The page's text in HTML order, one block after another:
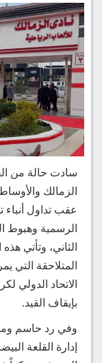
سادت حالة من
الزمالك
عقب تداول
الرسمية وهبوط
الثاني، وتأتي
المتلاحقة التي
الاتحاد الدولي
بإيقاف القيد.
وفي رد حاسم
إدارة القلعة